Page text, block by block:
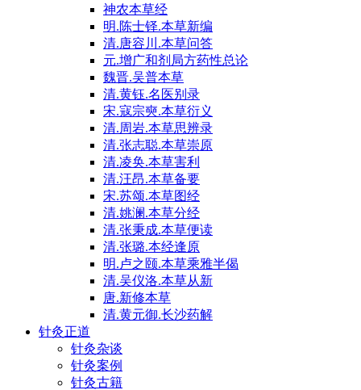
神农本草经
明.陈士铎.本草新编
清.唐容川.本草问答
元.增广和剂局方药性总论
魏晋.吴普本草
清.黄钰.名医别录
宋.寇宗奭.本草衍义
清.周岩.本草思辨录
清.张志聪.本草崇原
清.凌奂.本草害利
清.汪昂.本草备要
宋.苏颂.本草图经
清.姚澜.本草分经
清.张秉成.本草便读
清.张璐.本经逢原
明.卢之颐.本草乘雅半偈
清.吴仪洛.本草从新
唐.新修本草
清.黄元御.长沙药解
针灸正道
针灸杂谈
针灸案例
针灸古籍